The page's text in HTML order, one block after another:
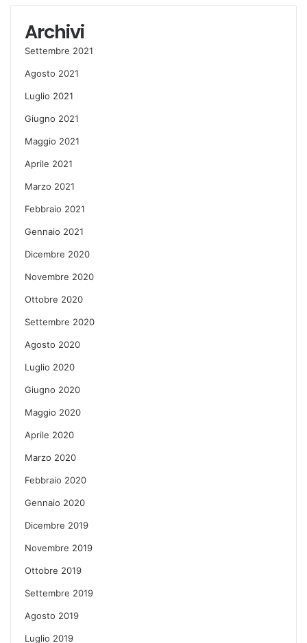
Archivi
Settembre 2021
Agosto 2021
Luglio 2021
Giugno 2021
Maggio 2021
Aprile 2021
Marzo 2021
Febbraio 2021
Gennaio 2021
Dicembre 2020
Novembre 2020
Ottobre 2020
Settembre 2020
Agosto 2020
Luglio 2020
Giugno 2020
Maggio 2020
Aprile 2020
Marzo 2020
Febbraio 2020
Gennaio 2020
Dicembre 2019
Novembre 2019
Ottobre 2019
Settembre 2019
Agosto 2019
Luglio 2019